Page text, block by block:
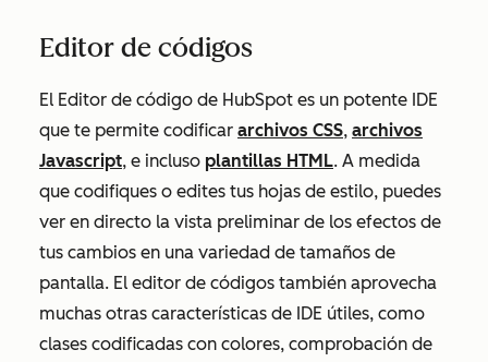
Editor de códigos
El Editor de código de HubSpot es un potente IDE
que te permite codificar archivos CSS, archivos
Javascript, e incluso plantillas HTML. A medida
que codifiques o edites tus hojas de estilo, puedes
ver en directo la vista preliminar de los efectos de
tus cambios en una variedad de tamaños de
pantalla. El editor de códigos también aprovecha
muchas otras características de IDE útiles, como
clases codificadas con colores, comprobación de